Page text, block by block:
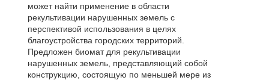
может найти применение в области
рекультивации нарушенных земель с
перспективой использования в целях
благоустройства городских территорий.
Предложен биомат для рекультивации
нарушенных земель, представляющий собой
конструкцию, состоящую по меньшей мере из